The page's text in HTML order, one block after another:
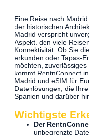
Eine Reise nach
der historischen
Madrid verspricht
Aspekt, den viele
Konnektivität. Ob Sie
erkunden oder Tapas-
möchten,
kommt RentnConnect
Madrid und eSIM für
Datenlösungen, die
Spanien und darüber
Wichtigste
Der
unbegrenzte